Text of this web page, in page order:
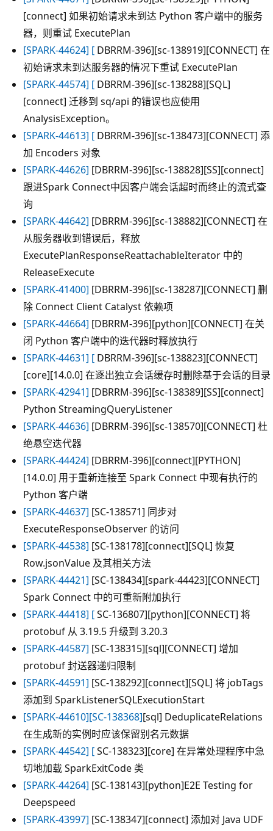
[connect] 如果初始请求未到达 Python 客户端中的服务
器，则重试 ExecutePlan
[SPARK-44624] [ DBRRM-396][sc-138919][CONNECT] 在
初始请求未到达服务器的情况下重试 ExecutePlan
[SPARK-44574] [ DBRRM-396][sc-138288][SQL]
[connect] 迁移到 sq/api 的错误也应使用
AnalysisException。
[SPARK-44613] [ DBRRM-396][sc-138473][CONNECT] 添
加 Encoders 对象
[SPARK-44626] [DBRRM-396][sc-138828][SS][connect]
跟进Spark Connect中因客户端会话超时而终止的流式查
询
[SPARK-44642] [DBRRM-396][sc-138882][CONNECT] 在
从服务器收到错误后，释放
ExecutePlanResponseReattachableIterator 中的
ReleaseExecute
[SPARK-41400] [DBRRM-396][sc-138287][CONNECT] 删
除 Connect Client Catalyst 依赖项
[SPARK-44664] [DBRRM-396][python][CONNECT] 在关
闭 Python 客户端中的迭代器时释放执行
[SPARK-44631] [ DBRRM-396][sc-138823][CONNECT]
[core][14.0.0] 在逐出独立会话缓存时删除基于会话的目录
[SPARK-42941] [DBRRM-396][sc-138389][SS][connect]
Python StreamingQueryListener
[SPARK-44636] [DBRRM-396][sc-138570][CONNECT] 杜
绝悬空迭代器
[SPARK-44424] [DBRRM-396][connect][PYTHON]
[14.0.0] 用于重新连接至 Spark Connect 中现有执行的
Python 客户端
[SPARK-44637] [SC-138571] 同步对
ExecuteResponseObserver 的访问
[SPARK-44538] [SC-138178][connect][SQL] 恢复
Row.jsonValue 及其相关方法
[SPARK-44421] [SC-138434][spark-44423][CONNECT]
Spark Connect 中的可重新附加执行
[SPARK-44418] [SC-136807][python][CONNECT] 将
protobuf 从 3.19.5 升级到 3.20.3
[SPARK-44587] [SC-138315][sql][CONNECT] 增加
protobuf 封送器递归限制
[SPARK-44591] [SC-138292][connect][SQL] 将 jobTags
添加到 SparkListenerSQLExecutionStart
[SPARK-44610][SC-138368][sql] DeduplicateRelations
在生成新的实例时应该保留别名元数据
[SPARK-44542] [SC-138323][core] 在异常处理程序中急
切地加载 SparkExitCode 类
[SPARK-44264] [SC-138143][python]E2E Testing for
Deepspeed
[SPARK-43997] [SC-138347][connect] 添加对 Java UDF